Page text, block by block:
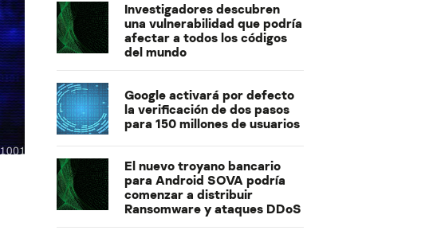
Investigadores descubren
una vulnerabilidad que podría
afectar a todos los códigos
del mundo
Google activará por defecto
la verificación de dos pasos
para 150 millones de usuarios
El nuevo troyano bancario
para Android SOVA podría
comenzar a distribuir
Ransomware y ataques DDoS